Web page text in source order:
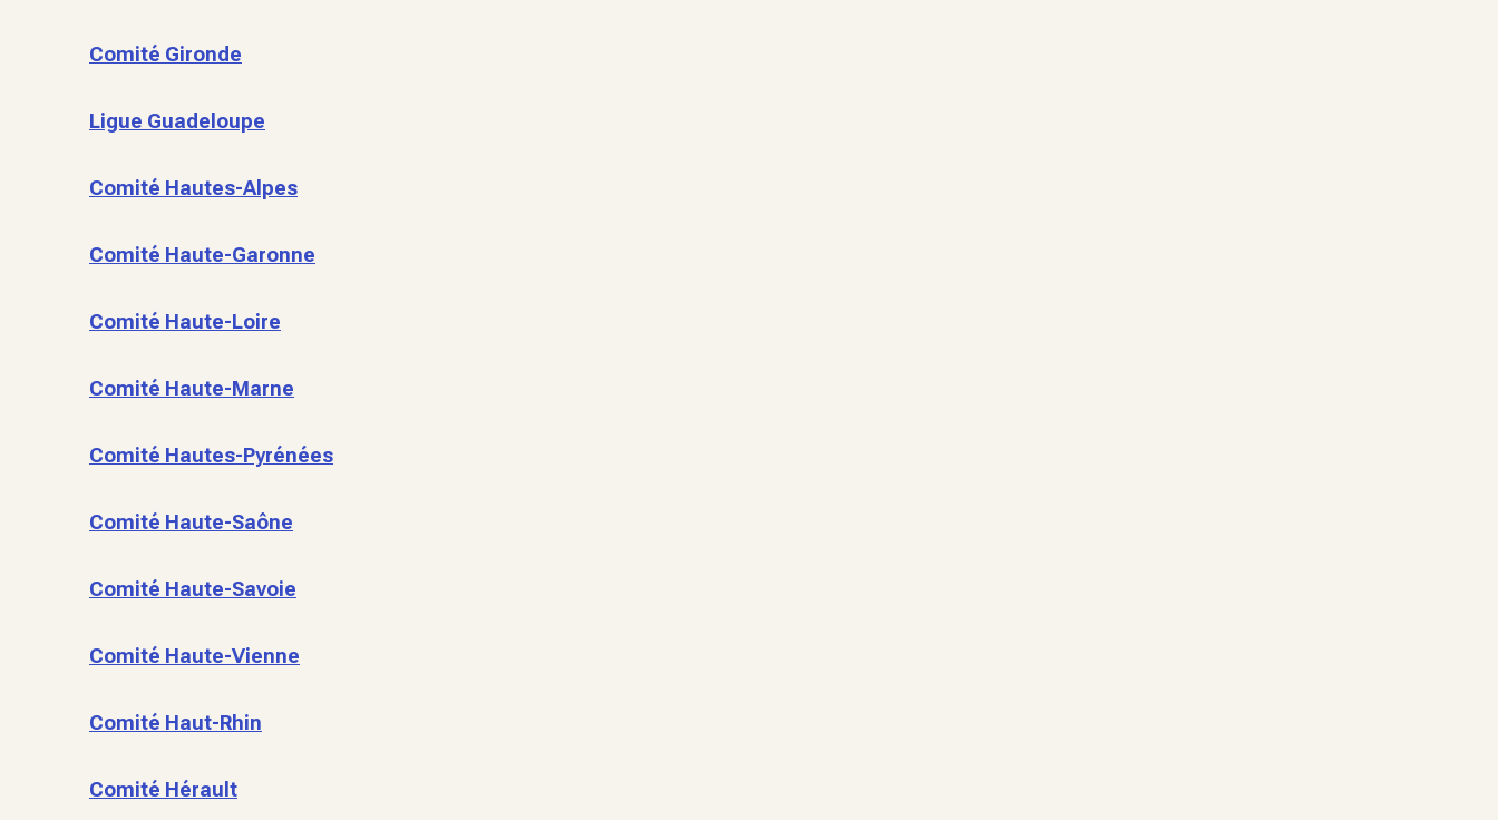
Comité Gironde
Ligue Guadeloupe
Comité Hautes-Alpes
Comité Haute-Garonne
Comité Haute-Loire
Comité Haute-Marne
Comité Hautes-Pyrénées
Comité Haute-Saône
Comité Haute-Savoie
Comité Haute-Vienne
Comité Haut-Rhin
Comité Hérault